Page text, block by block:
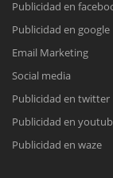
Todos nuestros
Publicidad en
Publicidad en google
Email Marketing
Social media
Publicidad en twitter
Publicidad en
Publicidad en waze